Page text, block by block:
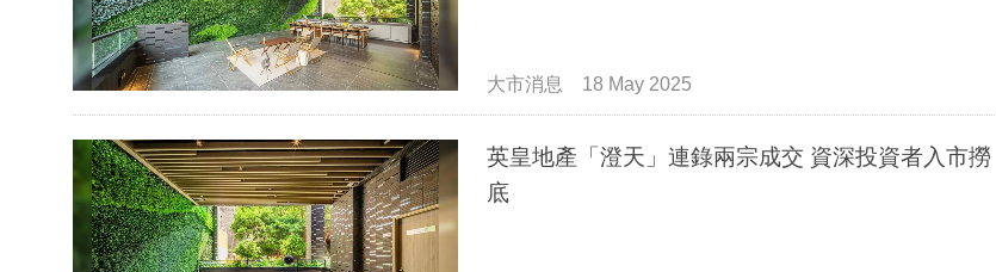
大市消息 18 May 2025
英皇地產「澄天」連錄兩宗成交 資深投資者入市撈
底